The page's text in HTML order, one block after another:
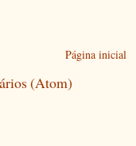
Página inicial
(Atom)